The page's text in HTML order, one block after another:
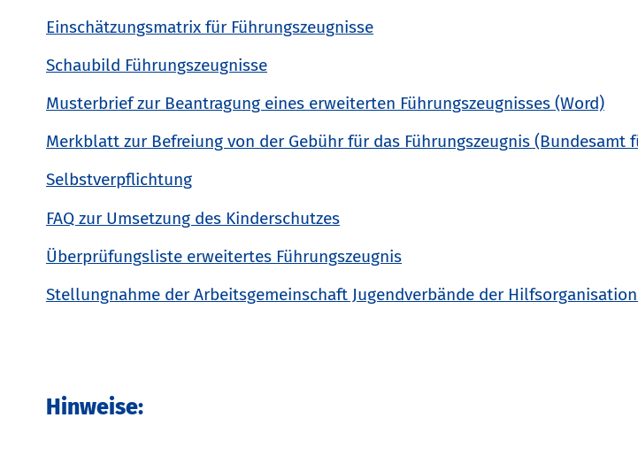
Einschätzungsmatrix für Führungszeugnisse
Schaubild Führungszeugnisse
Musterbrief zur Beantragung eines erweiterten Führungszeugnisses (Word)
Merkblatt zur Befreiung von der Gebühr für das Führungszeugnis (Bundesamt
Selbstverpflichtung
FAQ zur Umsetzung des Kinderschutzes
Überprüfungsliste erweitertes Führungszeugnis
Stellungnahme der Arbeitsgemeinschaft Jugendverbände der
Hinweise: